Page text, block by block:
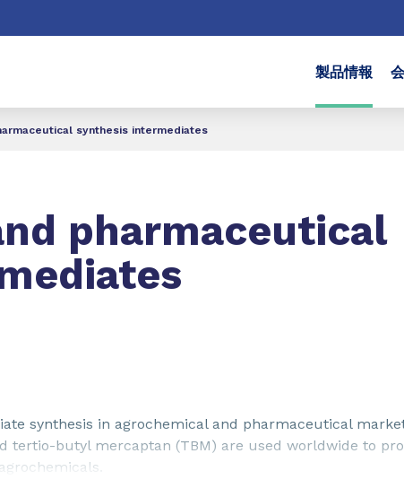
製品情報
synthesis intermediates
pharmaceutical
synthesis in agrochemical and pharmaceutical
tertio-butyl mercaptan (TBM) are used worldwide to